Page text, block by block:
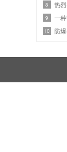
8
9
10 防